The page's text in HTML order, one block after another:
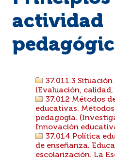
actividad
37.011.3
(Evaluación, calidad,
37.012 Métodos
educativas.
pedagogía.
Innovación
37.014 Política
de enseñanza.
escolarización. La